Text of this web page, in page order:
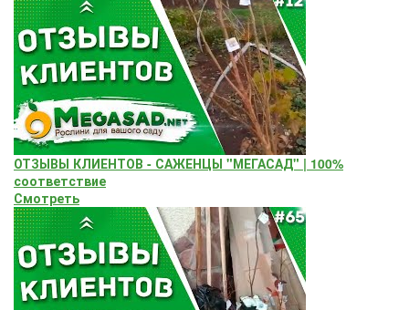
ОТЗЫВЫ КЛИЕНТОВ - САЖЕНЦЫ "МЕГАСАД" | 100%
соответствие
Смотреть